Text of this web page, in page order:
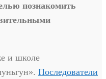
познакомить
и школе
Последователи